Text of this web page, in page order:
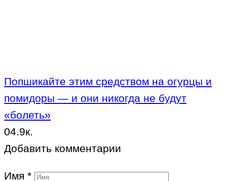
Попшикайте этим средством на огурцы и
помидоры — и они никогда не будут
«болеть»
04.9к.
Добавить комментарии
Имя *